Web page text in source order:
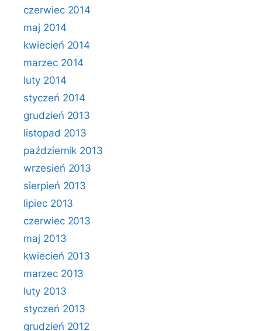
czerwiec 2014
maj 2014
kwiecień 2014
marzec 2014
luty 2014
styczeń 2014
grudzień 2013
listopad 2013
październik 2013
wrzesień 2013
sierpień 2013
lipiec 2013
czerwiec 2013
maj 2013
kwiecień 2013
marzec 2013
luty 2013
styczeń 2013
grudzień 2012